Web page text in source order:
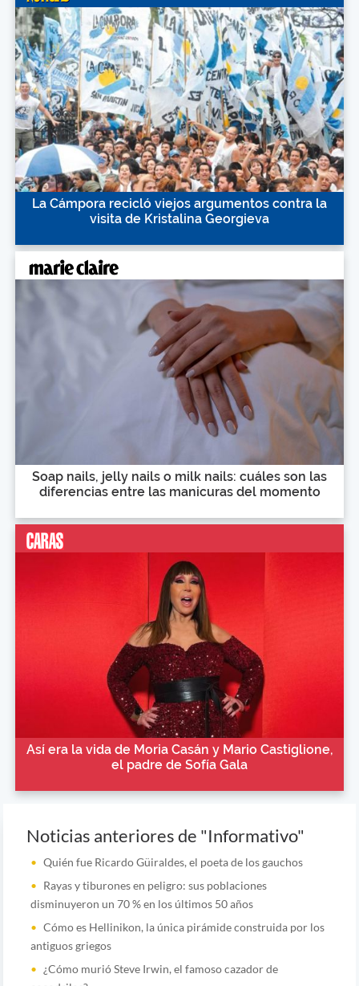
La Cámpora recicló viejos argumentos contra la
visita de Kristalina Georgieva
Soap nails, jelly nails o milk nails: cuáles son las
diferencias entre las manicuras del momento
Así era la vida de Moria Casán y Mario Castiglione,
el padre de Sofía Gala
Noticias anteriores de "Informativo"
Quién fue Ricardo Güiraldes, el poeta de los gauchos
Rayas y tiburones en peligro: sus poblaciones
disminuyeron un 70 % en los últimos 50 años
Cómo es Hellinikon, la única pirámide construida por los
antiguos griegos
¿Cómo murió Steve Irwin, el famoso cazador de